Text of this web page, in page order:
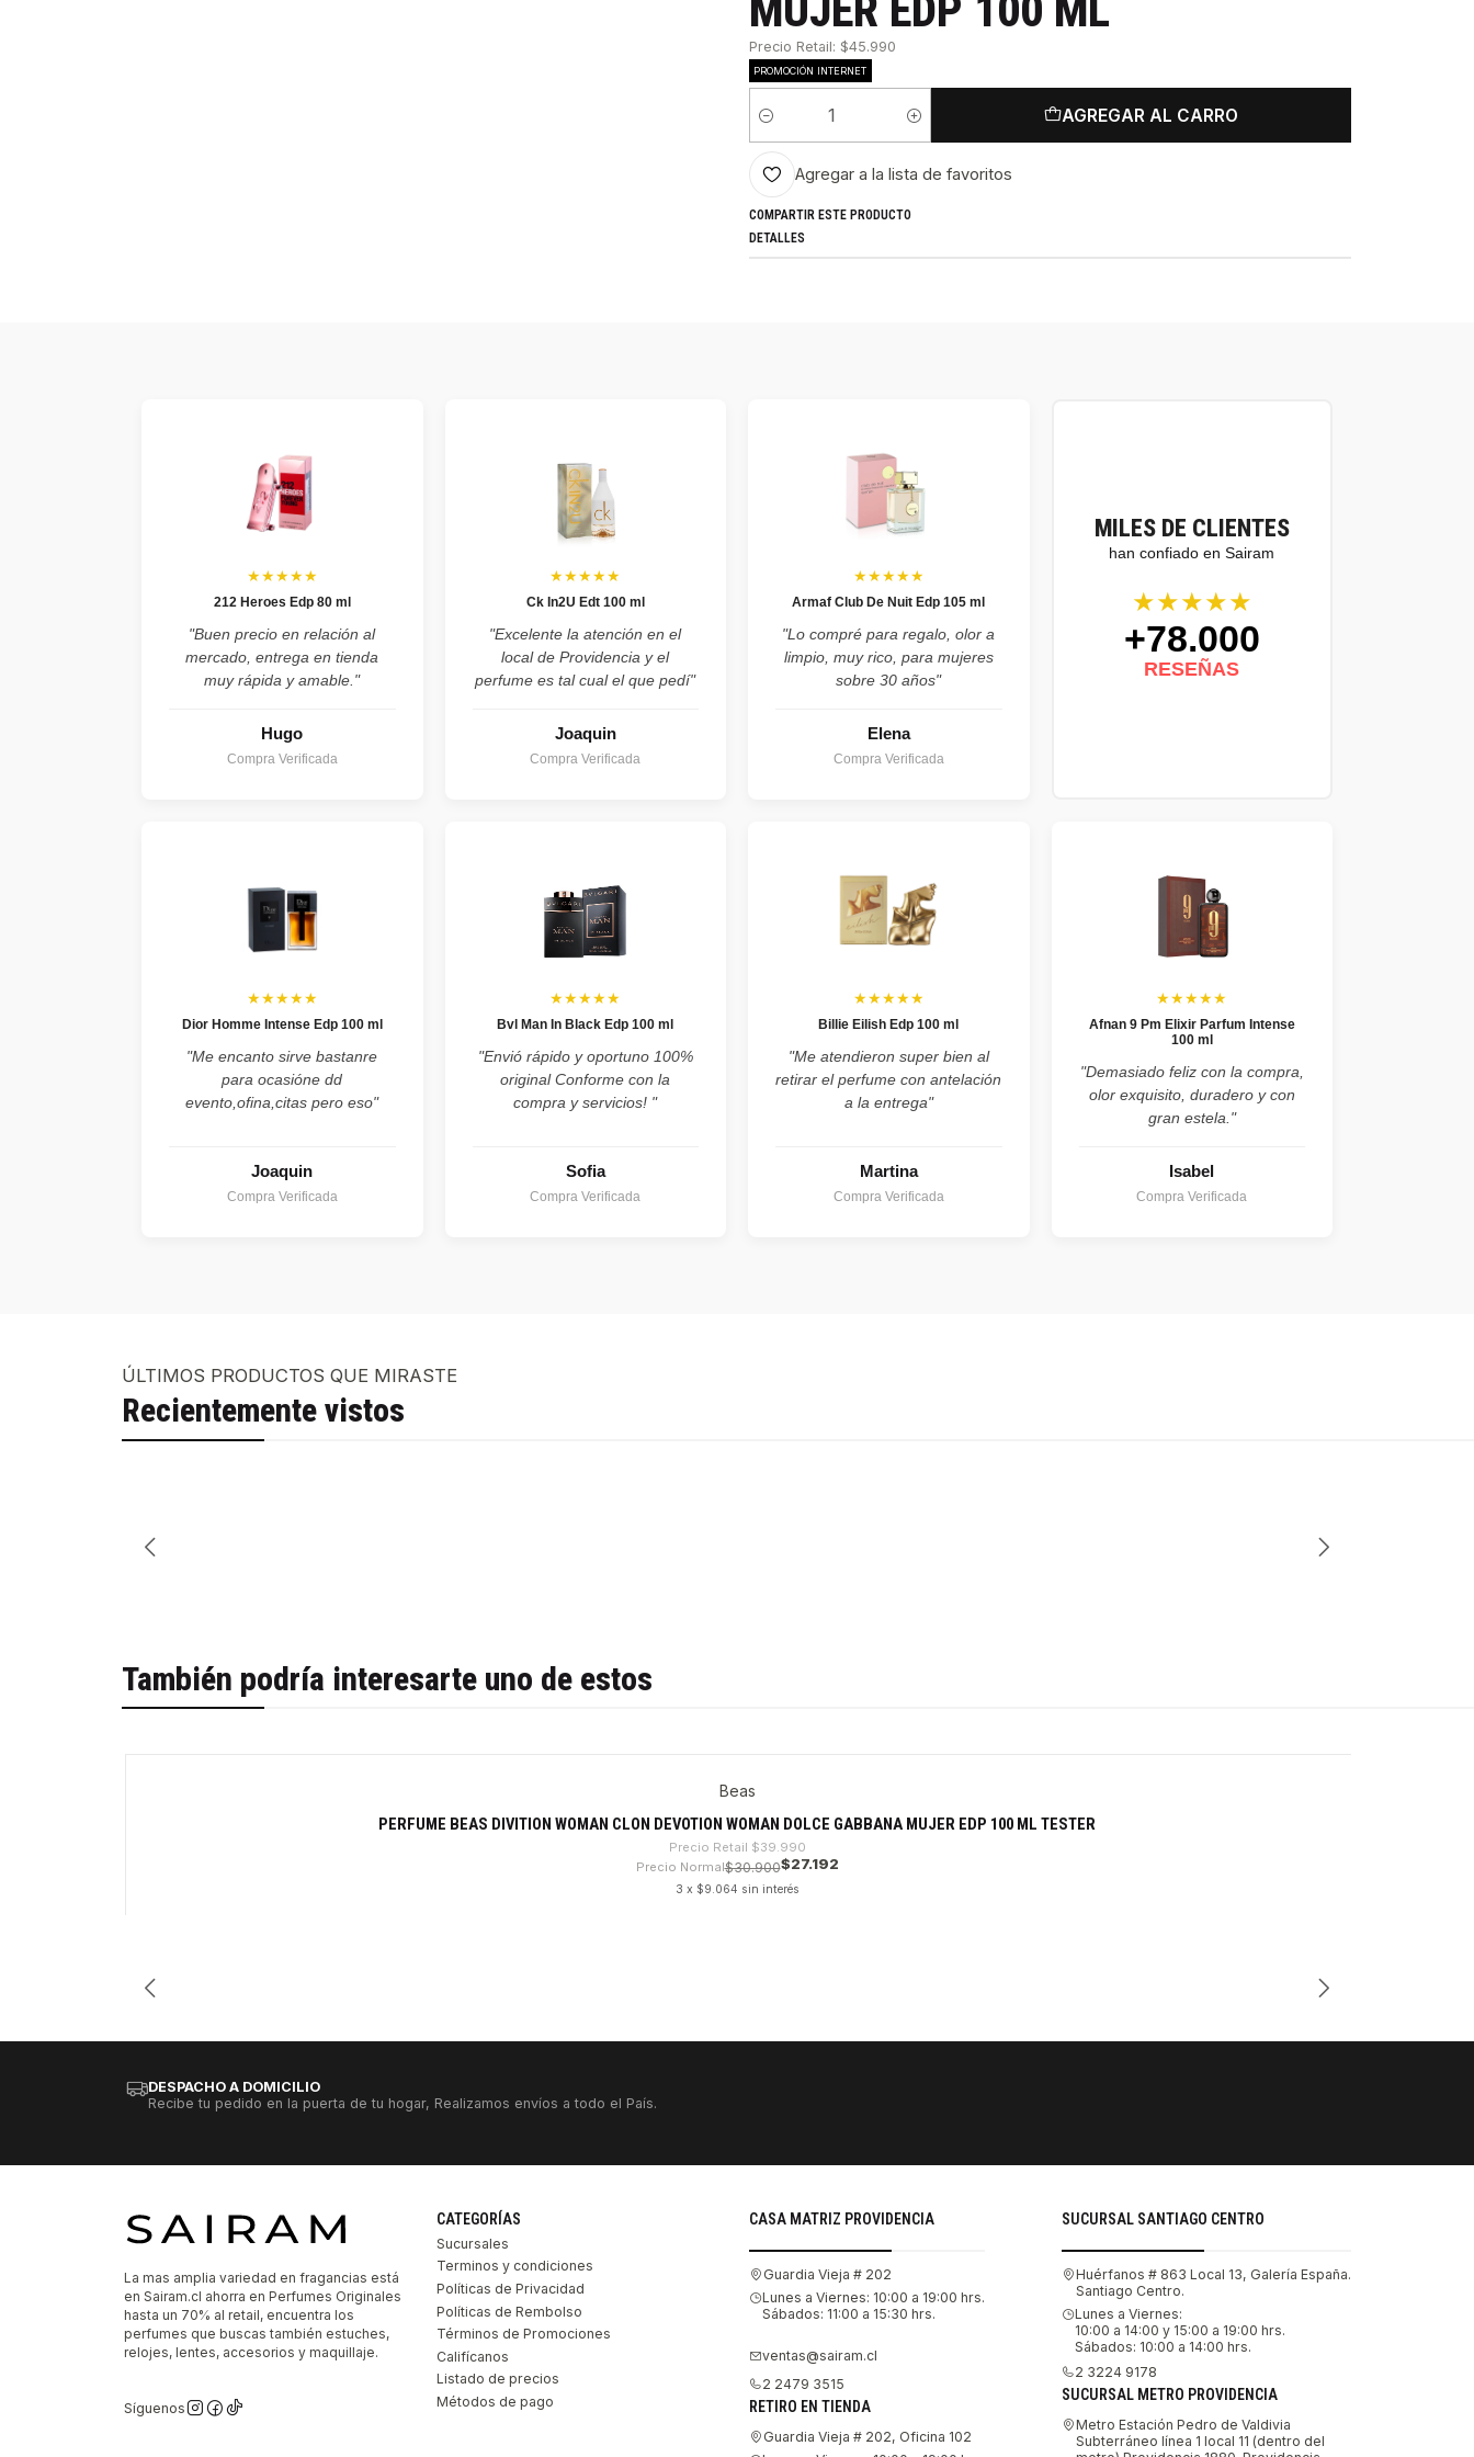
Precio Retail: $45.990
PROMOCIÓN INTERNET
Cantidad
AGREGAR AL CARRO
Agregar a la lista de favoritos
COMPARTIR ESTE PRODUCTO
DETALLES
MILES DE CLIENTES
han confiado en Sairam
★★★★★
+78.000
RESEÑAS
★★★★★
212 Heroes Edp 80 ml
"Buen precio en relación al
mercado, entrega en tienda
muy rápida y amable."
Hugo
Compra Verificada
★★★★★
Ck In2U Edt 100 ml
"Excelente la atención en el
local de Providencia y el
perfume es tal cual el que pedí"
Joaquin
Compra Verificada
★★★★★
Armaf Club De Nuit Edp 105 ml
"Lo compré para regalo, olor a
limpio, muy rico, para mujeres
sobre 30 años"
Elena
Compra Verificada
★★★★★
Dior Homme Intense Edp 100 ml
"Me encanto sirve bastanre
para ocasióne dd
evento,ofina,citas pero eso"
Joaquin
Compra Verificada
★★★★★
Bvl Man In Black Edp 100 ml
"Envió rápido y oportuno 100%
original Conforme con la
compra y servicios! "
Sofia
Compra Verificada
★★★★★
Billie Eilish Edp 100 ml
"Me atendieron super bien al
retirar el perfume con antelación
a la entrega"
Martina
Compra Verificada
★★★★★
Afnan 9 Pm Elixir Parfum Intense
100 ml
"Demasiado feliz con la compra,
olor exquisito, duradero y con
gran estela."
Isabel
Compra Verificada
ÚLTIMOS PRODUCTOS QUE MIRASTE
Recientemente vistos
También podría interesarte uno de estos
Beas
PERFUME BEAS DIVITION WOMAN CLON DEVOTION WOMAN DOLCE GABBANA MUJER EDP 100 ML TESTER
Precio Retail $39.990
Precio Normal$30.900$27.192
3 x $9.064 sin interés
DESPACHO A DOMICILIO
Recibe tu pedido en la puerta de tu hogar, Realizamos envíos a todo el País.
La mas amplia variedad en fragancias está
en Sairam.cl ahorra en Perfumes Originales
hasta un 70% al retail, encuentra los
perfumes que buscas también estuches,
relojes, lentes, accesorios y maquillaje.
Síguenos
CATEGORÍAS
Sucursales
Terminos y condiciones
Políticas de Privacidad
Políticas de Rembolso
Términos de Promociones
Califícanos
Listado de precios
Métodos de pago
CASA MATRIZ PROVIDENCIA
Guardia Vieja # 202
Lunes a Viernes: 10:00 a 19:00 hrs.
Sábados: 11:00 a 15:30 hrs.
ventas@sairam.cl
2 2479 3515
RETIRO EN TIENDA
Guardia Vieja # 202, Oficina 102
SUCURSAL SANTIAGO CENTRO
Huérfanos # 863 Local 13, Galería España.
Santiago Centro.
Lunes a Viernes:
10:00 a 14:00 y 15:00 a 19:00 hrs.
Sábados: 10:00 a 14:00 hrs.
2 3224 9178
SUCURSAL METRO PROVIDENCIA
Metro Estación Pedro de Valdivia
Subterráneo línea 1 local 11 (dentro del